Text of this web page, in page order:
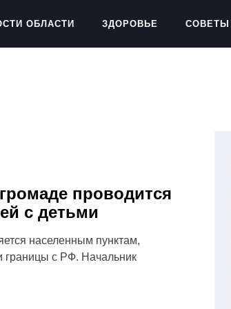
ОБЛАСТИ ЗДОРОВЬЕ СОВЕТЫ
проводится
с детьми
населенным пунктам,
границы с РФ. Начальник